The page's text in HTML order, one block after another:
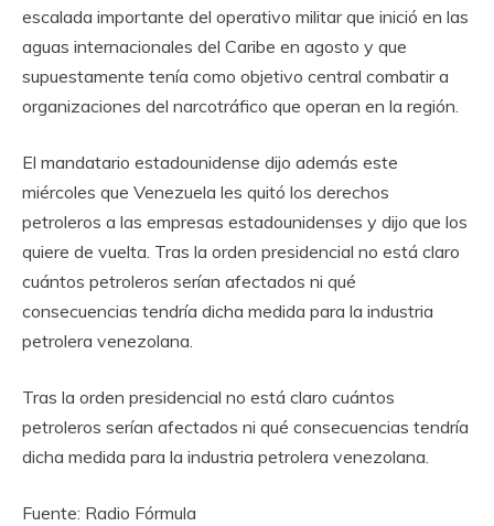
escalada importante del operativo militar que inició en las
aguas internacionales del Caribe en agosto y que
supuestamente tenía como objetivo central combatir a
organizaciones del narcotráfico que operan en la región.
El mandatario estadounidense dijo además este
miércoles que Venezuela les quitó los derechos
petroleros a las empresas estadounidenses y dijo que los
quiere de vuelta. Tras la orden presidencial no está claro
cuántos petroleros serían afectados ni qué
consecuencias tendría dicha medida para la industria
petrolera venezolana.
Tras la orden presidencial no está claro cuántos
petroleros serían afectados ni qué consecuencias tendría
dicha medida para la industria petrolera venezolana.
Fuente: Radio Fórmula